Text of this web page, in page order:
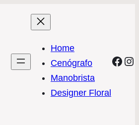
Home
Cenógrafo
Manobrista
Designer Floral